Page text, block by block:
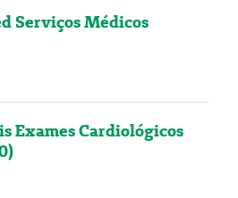
Serviços Médicos
Exames Cardiológicos